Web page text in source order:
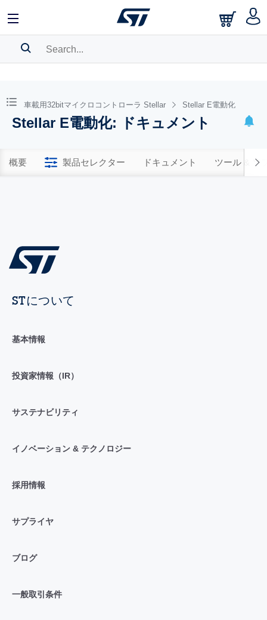
BOOKMARK
Pleaselog in to show your saved searches.
車載用32bitマイクロコントローラ Stellar Stellar E電動化
Stellar E電動化: ドキュメント
概要 製品セレクター ドキュメント ツール & ソ
STについて
基本情報
投資家情報（IR）
サステナビリティ
イノベーション & テクノロジー
採用情報
サプライヤ
ブログ
一般取引条件